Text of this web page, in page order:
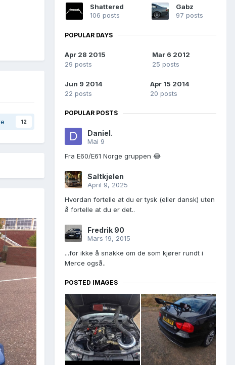
12
Shattered
106 posts
Gabz
97 posts
POPULAR DAYS
Apr 28 2015
29 posts
Mar 6 2012
25 posts
Jun 9 2014
22 posts
Apr 15 2014
20 posts
POPULAR POSTS
Daniel.
Mai 9
Fra E60/E61 Norge gruppen 😂
Saltkjelen
April 9, 2025
Hvordan fortelle at du er tysk (eller dansk) uten
å fortelle at du er det..
Fredrik 90
Mars 19, 2015
...for ikke å snakke om de som kjører rundt i
Merce også..
POSTED IMAGES